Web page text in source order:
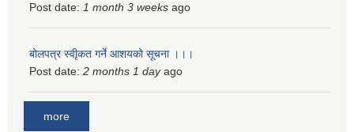
Post date: 1 month 3 weeks ago
बोलपत्र स्वीृकत गर्ने आशयको सूचना ।।।
Post date: 2 months 1 dayago
more